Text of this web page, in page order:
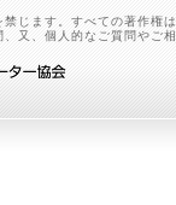
じます。すべての著作権
又、個人的なご質問やご